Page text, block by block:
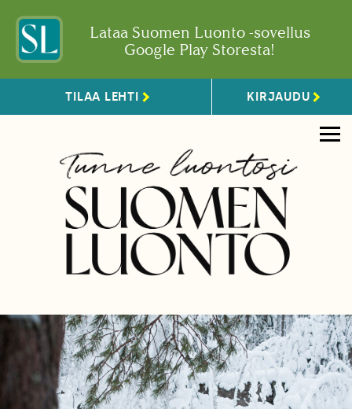
Lataa Suomen Luonto -sovellus
Google Play Storesta!
TILAA LEHTI KIRJAUDU